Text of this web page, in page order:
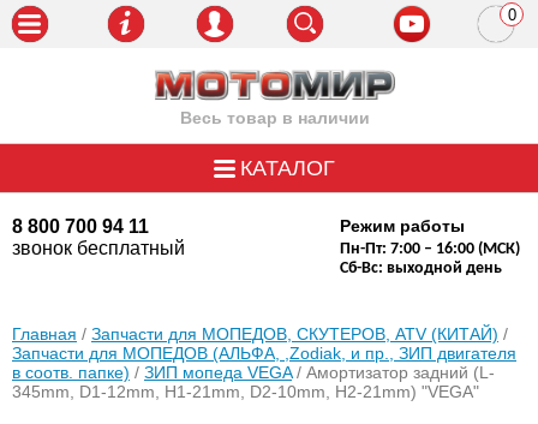
Весь товар в наличии
8 800 700 94 11
звонок бесплатный
Режим работы
Пн-Пт: 7:00 – 16:00 (МСК)
Сб-Вс: выходной день
0
КАТАЛОГ
Главная / Запчасти для МОПЕДОВ, СКУТЕРОВ, ATV (КИТАЙ) /
Запчасти для МОПЕДОВ (АЛЬФА, ,Zodiak, и пр., ЗИП двигателя
в соотв. папке) / ЗИП мопеда VEGA/ Амортизатор задний (L-
345mm, D1-12mm, H1-21mm, D2-10mm, H2-21mm) "VEGA"